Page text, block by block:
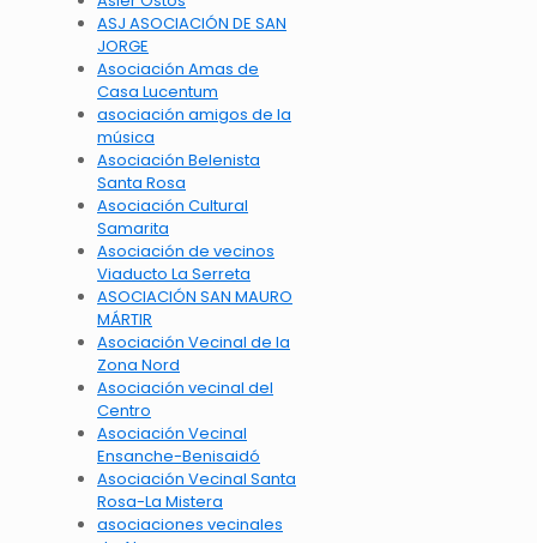
ASJ ASOCIACIÓN DE SAN
JORGE
Asociación Amas de
Casa Lucentum
asociación amigos de la
música
Asociación Belenista
Santa Rosa
Asociación Cultural
Samarita
Asociación de vecinos
Viaducto La Serreta
ASOCIACIÓN SAN MAURO
MÁRTIR
Asociación Vecinal de la
Zona Nord
Asociación vecinal del
Centro
Asociación Vecinal
Ensanche-Benisaidó
Asociación Vecinal Santa
Rosa-La Mistera
asociaciones vecinales